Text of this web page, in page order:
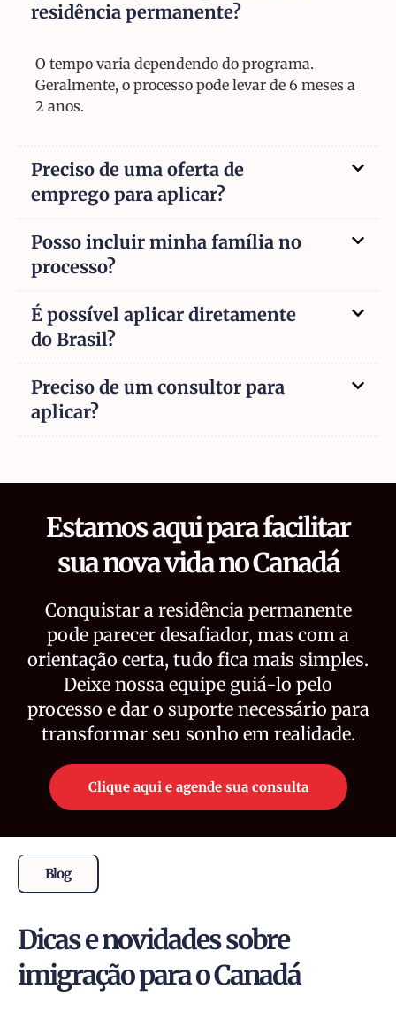
residência permanente?
O tempo varia dependendo do programa.
Geralmente, o processo pode levar de 6 meses a
2 anos.
Preciso de uma oferta de
emprego para aplicar?
Posso incluir minha família no
processo?
É possível aplicar diretamente
do Brasil?
Preciso de um consultor para
aplicar?
Estamos aqui para facilitar
sua nova vida no Canadá
Conquistar a residência permanente
pode parecer desafiador, mas com a
orientação certa, tudo fica mais simples.
Deixe nossa equipe guiá-lo pelo
processo e dar o suporte necessário para
transformar seu sonho em realidade.
Clique aqui e agende sua consulta
Blog
Dicas e novidades sobre
imigração para o Canadá